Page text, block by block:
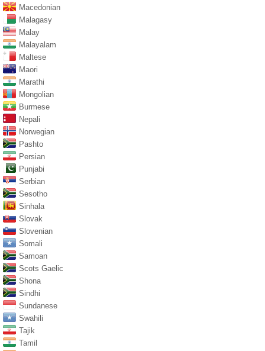
Macedonian
Malagasy
Malay
Malayalam
Maltese
Maori
Marathi
Mongolian
Burmese
Nepali
Norwegian
Pashto
Persian
Punjabi
Serbian
Sesotho
Sinhala
Slovak
Slovenian
Somali
Samoan
Scots Gaelic
Shona
Sindhi
Sundanese
Swahili
Tajik
Tamil